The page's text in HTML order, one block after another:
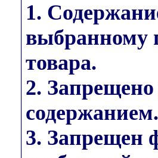
1.
выбранному
товара.
2.
содержанием.
3. Запрещен